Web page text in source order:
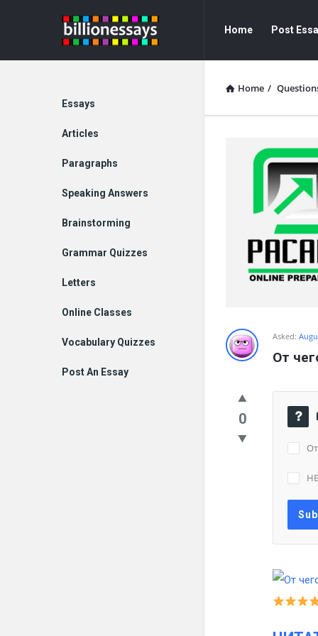
Billion
Essays
Essays
Navigation
Home Post
Home /
Asked:
От
0
Explore
Essays
Articles
Paragraphs
Speaking Answers
Brainstorming
Grammar Quizzes
Letters
Online Classes
Vocabulary Quizzes
Post An Essay